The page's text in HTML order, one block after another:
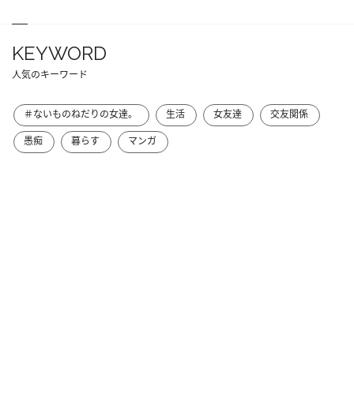
KEYWORD
人気のキーワード
＃ないものねだりの女達。 生活 女友達
交友関係
愚痴
暮らす マンガ